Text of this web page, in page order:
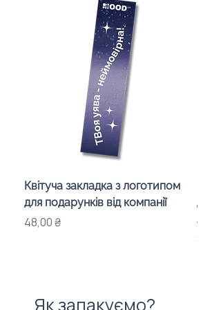
Квітуча закладка з логотипом
для подарунків від компанії
Ціна
48,00 ₴
для
Ціна
Як запакуємо?